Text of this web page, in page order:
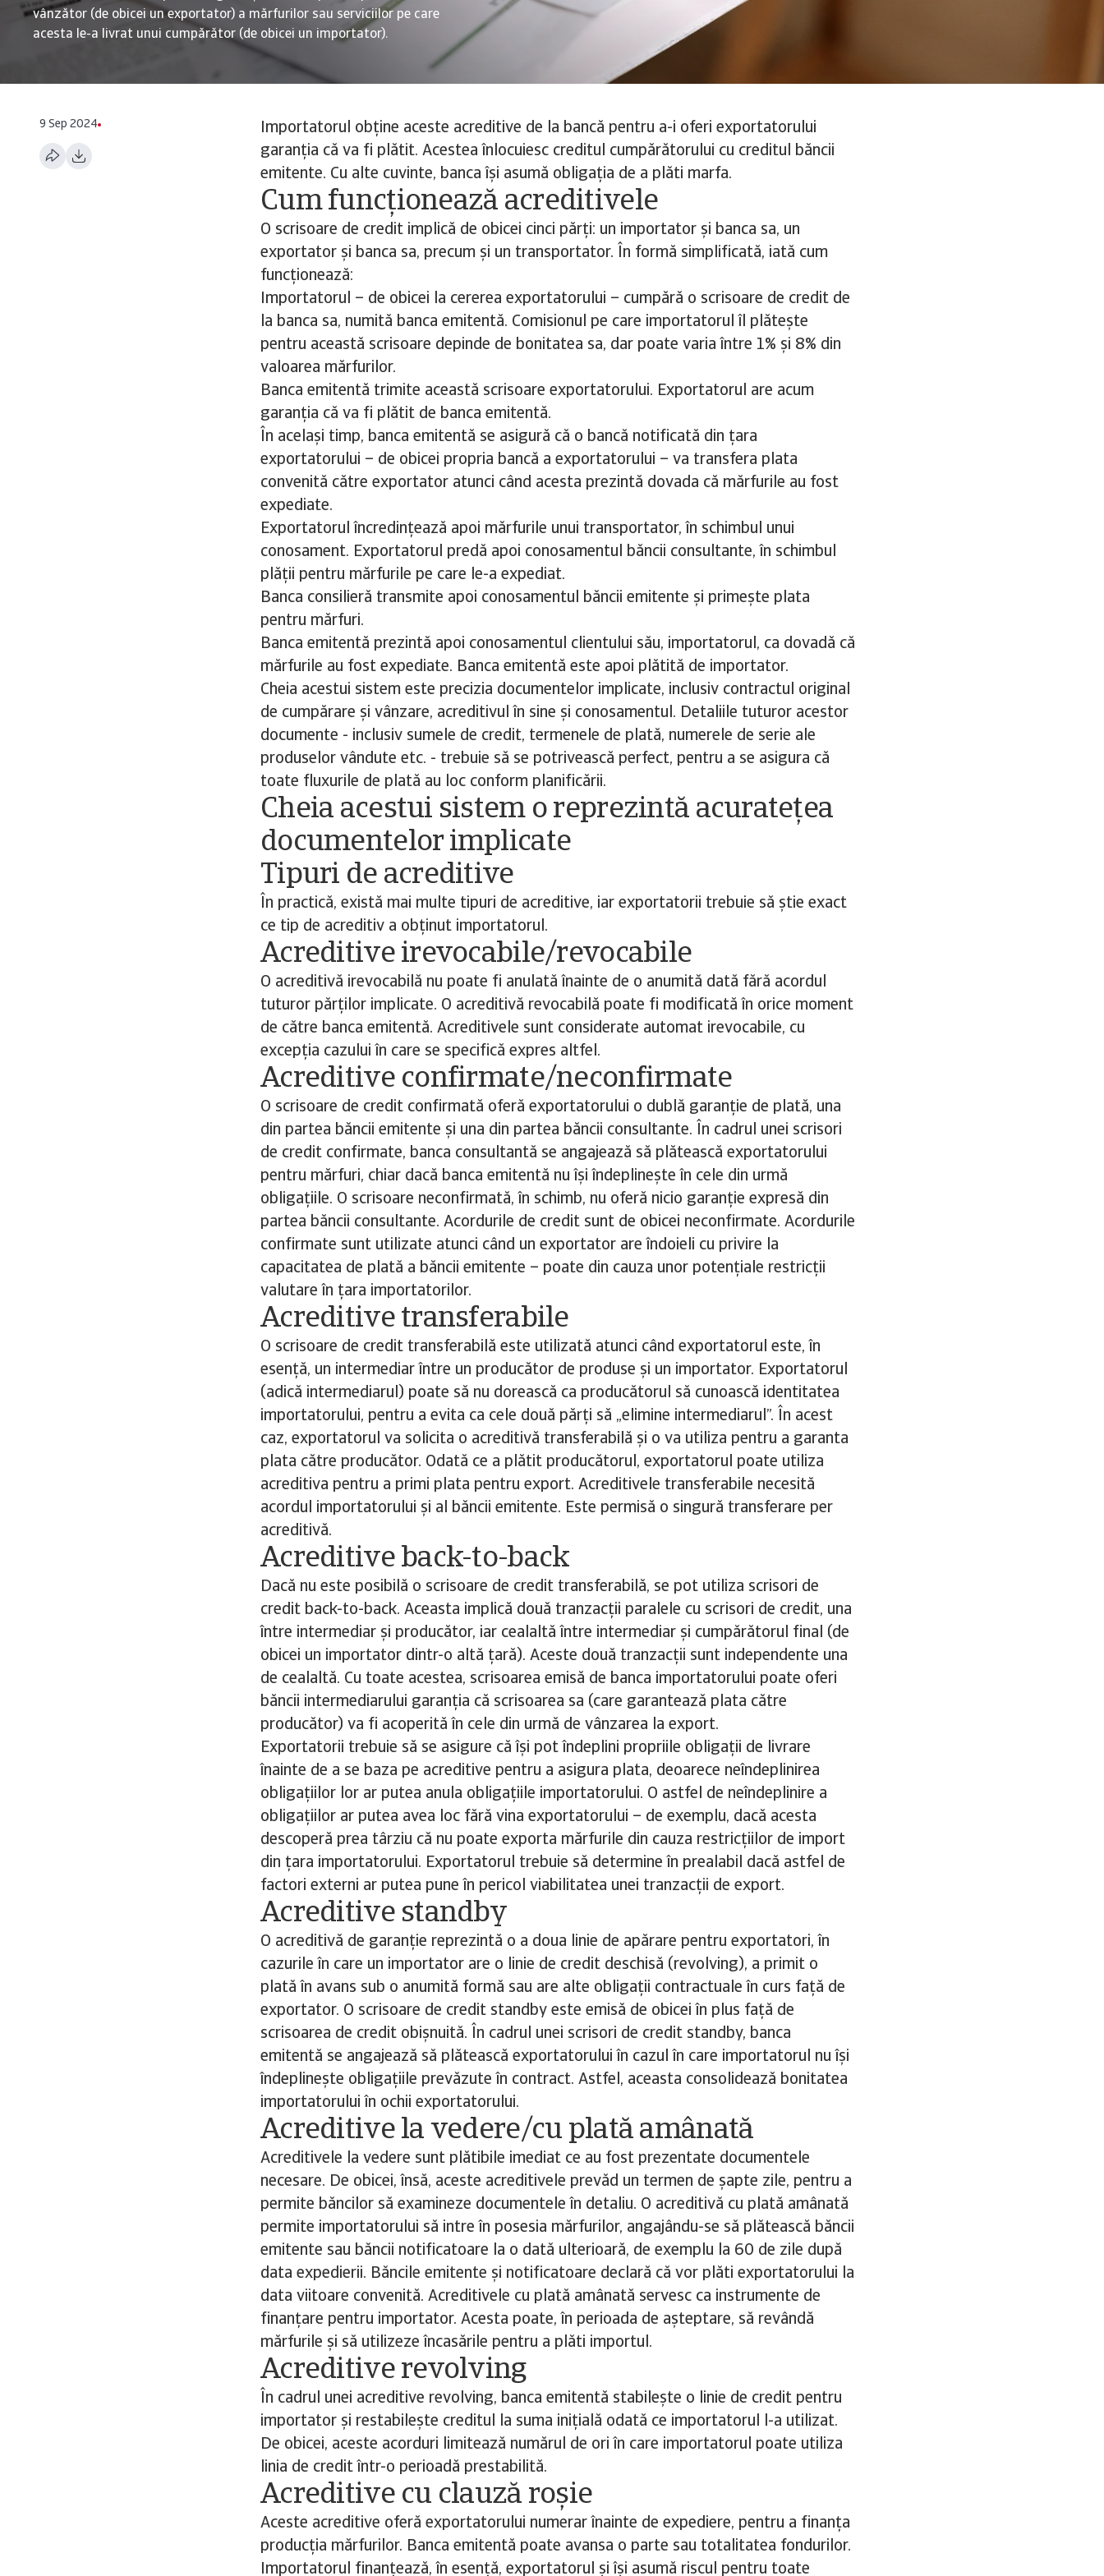
vânzător (de obicei un exportator) a mărfurilor sau serviciilor pe care
acesta le-a livrat unui cumpărător (de obicei un importator).
9 Sep 2024
Importatorul obține aceste acreditive de la bancă pentru a-i oferi exportatorului
garanția că va fi plătit. Acestea înlocuiesc creditul cumpărătorului cu creditul băncii
emitente. Cu alte cuvinte, banca își asumă obligația de a plăti marfa.
Cum funcționează acreditivele
O scrisoare de credit implică de obicei cinci părți: un importator și banca sa, un
exportator și banca sa, precum și un transportator. În formă simplificată, iată cum
funcționează:
Importatorul – de obicei la cererea exportatorului – cumpără o scrisoare de credit de
la banca sa, numită banca emitentă. Comisionul pe care importatorul îl plătește
pentru această scrisoare depinde de bonitatea sa, dar poate varia între 1% și 8% din
valoarea mărfurilor.
Banca emitentă trimite această scrisoare exportatorului. Exportatorul are acum
garanția că va fi plătit de banca emitentă.
În același timp, banca emitentă se asigură că o bancă notificată din țara
exportatorului – de obicei propria bancă a exportatorului – va transfera plata
convenită către exportator atunci când acesta prezintă dovada că mărfurile au fost
expediate.
Exportatorul încredințează apoi mărfurile unui transportator, în schimbul unui
conosament. Exportatorul predă apoi conosamentul băncii consultante, în schimbul
plății pentru mărfurile pe care le-a expediat.
Banca consilieră transmite apoi conosamentul băncii emitente și primește plata
pentru mărfuri.
Banca emitentă prezintă apoi conosamentul clientului său, importatorul, ca dovadă că
mărfurile au fost expediate. Banca emitentă este apoi plătită de importator.
Cheia acestui sistem este precizia documentelor implicate, inclusiv contractul original
de cumpărare și vânzare, acreditivul în sine și conosamentul. Detaliile tuturor acestor
documente - inclusiv sumele de credit, termenele de plată, numerele de serie ale
produselor vândute etc. - trebuie să se potrivească perfect, pentru a se asigura că
toate fluxurile de plată au loc conform planificării.
Cheia acestui sistem o reprezintă acuratețea
documentelor implicate
Tipuri de acreditive
În practică, există mai multe tipuri de acreditive, iar exportatorii trebuie să știe exact
ce tip de acreditiv a obținut importatorul.
Acreditive irevocabile/revocabile
O acreditivă irevocabilă nu poate fi anulată înainte de o anumită dată fără acordul
tuturor părților implicate. O acreditivă revocabilă poate fi modificată în orice moment
de către banca emitentă. Acreditivele sunt considerate automat irevocabile, cu
excepția cazului în care se specifică expres altfel.
Acreditive confirmate/neconfirmate
O scrisoare de credit confirmată oferă exportatorului o dublă garanție de plată, una
din partea băncii emitente și una din partea băncii consultante. În cadrul unei scrisori
de credit confirmate, banca consultantă se angajează să plătească exportatorului
pentru mărfuri, chiar dacă banca emitentă nu își îndeplinește în cele din urmă
obligațiile. O scrisoare neconfirmată, în schimb, nu oferă nicio garanție expresă din
partea băncii consultante. Acordurile de credit sunt de obicei neconfirmate. Acordurile
confirmate sunt utilizate atunci când un exportator are îndoieli cu privire la
capacitatea de plată a băncii emitente – poate din cauza unor potențiale restricții
valutare în țara importatorilor.
Acreditive transferabile
O scrisoare de credit transferabilă este utilizată atunci când exportatorul este, în
esență, un intermediar între un producător de produse și un importator. Exportatorul
(adică intermediarul) poate să nu dorească ca producătorul să cunoască identitatea
importatorului, pentru a evita ca cele două părți să „elimine intermediarul”. În acest
caz, exportatorul va solicita o acreditivă transferabilă și o va utiliza pentru a garanta
plata către producător. Odată ce a plătit producătorul, exportatorul poate utiliza
acreditiva pentru a primi plata pentru export. Acreditivele transferabile necesită
acordul importatorului și al băncii emitente. Este permisă o singură transferare per
acreditivă.
Acreditive back-to-back
Dacă nu este posibilă o scrisoare de credit transferabilă, se pot utiliza scrisori de
credit back-to-back. Aceasta implică două tranzacții paralele cu scrisori de credit, una
între intermediar și producător, iar cealaltă între intermediar și cumpărătorul final (de
obicei un importator dintr-o altă țară). Aceste două tranzacții sunt independente una
de cealaltă. Cu toate acestea, scrisoarea emisă de banca importatorului poate oferi
băncii intermediarului garanția că scrisoarea sa (care garantează plata către
producător) va fi acoperită în cele din urmă de vânzarea la export.
Exportatorii trebuie să se asigure că își pot îndeplini propriile obligații de livrare
înainte de a se baza pe acreditive pentru a asigura plata, deoarece neîndeplinirea
obligațiilor lor ar putea anula obligațiile importatorului. O astfel de neîndeplinire a
obligațiilor ar putea avea loc fără vina exportatorului – de exemplu, dacă acesta
descoperă prea târziu că nu poate exporta mărfurile din cauza restricțiilor de import
din țara importatorului. Exportatorul trebuie să determine în prealabil dacă astfel de
factori externi ar putea pune în pericol viabilitatea unei tranzacții de export.
Acreditive standby
O acreditivă de garanție reprezintă o a doua linie de apărare pentru exportatori, în
cazurile în care un importator are o linie de credit deschisă (revolving), a primit o
plată în avans sub o anumită formă sau are alte obligații contractuale în curs față de
exportator. O scrisoare de credit standby este emisă de obicei în plus față de
scrisoarea de credit obișnuită. În cadrul unei scrisori de credit standby, banca
emitentă se angajează să plătească exportatorului în cazul în care importatorul nu își
îndeplinește obligațiile prevăzute în contract. Astfel, aceasta consolidează bonitatea
importatorului în ochii exportatorului.
Acreditive la vedere/cu plată amânată
Acreditivele la vedere sunt plătibile imediat ce au fost prezentate documentele
necesare. De obicei, însă, aceste acreditivele prevăd un termen de șapte zile, pentru a
permite băncilor să examineze documentele în detaliu. O acreditivă cu plată amânată
permite importatorului să intre în posesia mărfurilor, angajându-se să plătească băncii
emitente sau băncii notificatoare la o dată ulterioară, de exemplu la 60 de zile după
data expedierii. Băncile emitente și notificatoare declară că vor plăti exportatorului la
data viitoare convenită. Acreditivele cu plată amânată servesc ca instrumente de
finanțare pentru importator. Acesta poate, în perioada de așteptare, să revândă
mărfurile și să utilizeze încasările pentru a plăti importul.
Acreditive revolving
În cadrul unei acreditive revolving, banca emitentă stabilește o linie de credit pentru
importator și restabilește creditul la suma inițială odată ce importatorul l-a utilizat.
De obicei, aceste acorduri limitează numărul de ori în care importatorul poate utiliza
linia de credit într-o perioadă prestabilită.
Acreditive cu clauză roșie
Aceste acreditive oferă exportatorului numerar înainte de expediere, pentru a finanța
producția mărfurilor. Banca emitentă poate avansa o parte sau totalitatea fondurilor.
Importatorul finanțează, în esență, exportatorul și își asumă riscul pentru toate